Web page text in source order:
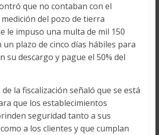
que no contaban con el
del pozo de tierra
le impuso una multa de mil 150
un plazo de cinco días hábiles para
su descargo y pague el 50% del
la fiscalización señaló que se está
que los establecimientos
seguridad tanto a sus
a los clientes y que cumplan